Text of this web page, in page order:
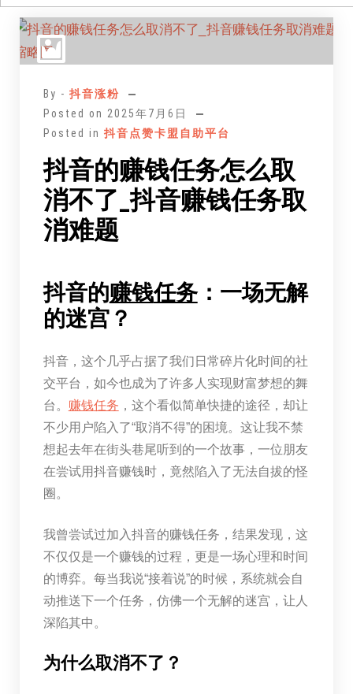
By - 抖音涨粉
Posted on 2025年7月6日
Posted in 抖音点赞卡盟自助平台
抖音的赚钱任务怎么取
消不了_抖音赚钱任务取
消难题
抖音的赚钱任务：一场无解
的迷宫？
抖音，这个几乎占据了我们日常碎片化时间的社
交平台，如今也成为了许多人实现财富梦想的舞
台。 赚钱任务 ，这个看似简单快捷的途径，却让
不少用户陷入了“取消不得”的困境。这让我不禁
想起去年在街头巷尾听到的一个故事，一位朋友
在尝试用抖音赚钱时，竟然陷入了无法自拔的怪
圈。
我曾尝试过加入抖音的赚钱任务，结果发现，这
不仅仅是一个赚钱的过程，更是一场心理和时间
的博弈。每当我说“接着说”的时候，系统就会自
动推送下一个任务，仿佛一个无解的迷宫，让人
深陷其中。
为什么取消不了？